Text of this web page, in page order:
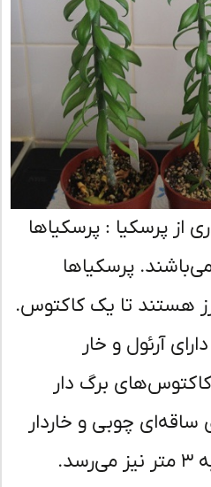
پرسکیا : پرسکیاها
پرسکیاها
تا یک کاکتوس.
آرئول و خار
برگ دار
چوبی و خاردار
می‌باشد که ارتفاع آن به ۳ متر نیز می‌رسد.